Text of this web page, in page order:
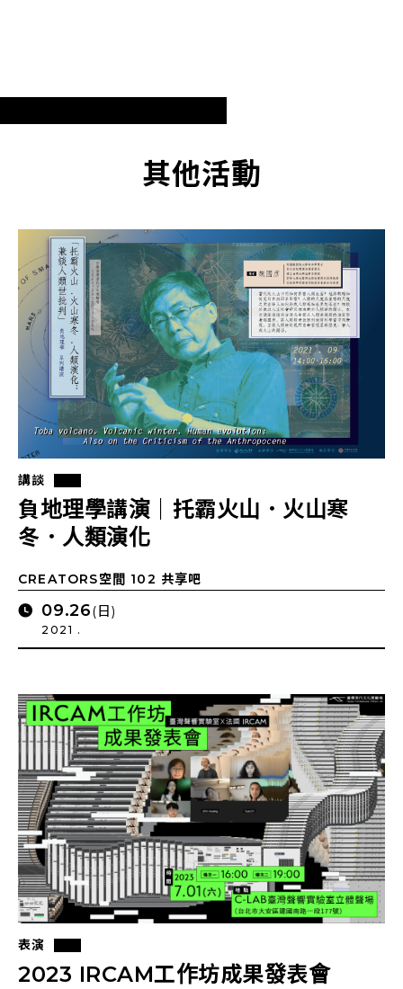
其他活動
講談
負地理學講演｜托霸火山．火山寒
冬．人類演化
CREATORS空間 102 共享吧
09.26(日)
2021 .
表演
2023 IRCAM工作坊成果發表會